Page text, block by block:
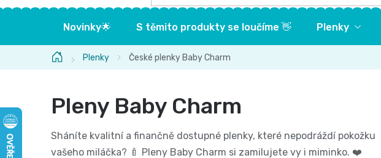
Novinky🌟 S těmito produkty se loučíme 👋 Plenky
DomůPlenky České plenky Baby Charm
Pleny Baby Charm
Sháníte kvalitní a finančně dostupné plenky, které nepodráždí pokožku
vašeho miláčka? 🍼 Pleny Baby Charm si zamilujete vy i miminko. ❤️